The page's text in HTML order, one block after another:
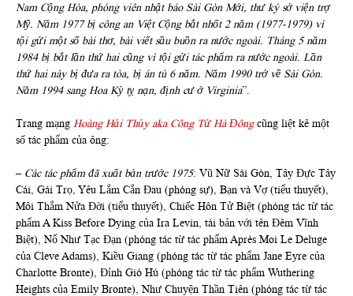
Nam Cộng Hòa, phóng viên nhật báo Sài Gòn Mới, thư ký sở viện trợ
Mỹ. Năm 1977 bị công an Việt Cộng bắt nhốt 2 năm (1977-1979) vì
tội gửi một số bài thơ, bài viết sầu buồn ra nước ngoài. Tháng 5 năm
1984 bị bắt lần thứ hai cũng vì tội gửi tác phẩm ra nước ngoài. Lần
thứ hai này bị đưa ra tòa, bị án tù 6 năm. Năm 1990 trở về Sài Gòn.
Năm 1994 sang Hoa Kỳ tỵ nạn, định cư ở Virginia”.
Trang mạng Hoàng Hải Thủy aka Công Tử Hà Đôngcũng liệt kê một
số tác phẩm của ông:
– Các tác phẩm đã xuất bản trước 1975: Vũ Nữ Sài Gòn, Tây Đực Tây
Cái, Gái Trọ, Yêu Lắm Cắn Đau (phóng sự), Bạn và Vợ (tiểu thuyết),
Môi Thắm Nửa Đời (tiểu thuyết), Chiếc Hôn Tử Biệt (phóng tác từ tác
phẩm A Kiss Before Dying của Ira Levin, tái bản với tên Đêm Vĩnh
Biệt), Nổ Như Tạc Đạn (phóng tác từ tác phẩm Après Moi Le Deluge
của Cleve Adams), Kiều Giang (phóng tác từ tác phẩm Jane Eyre của
Charlotte Bronte), Đỉnh Gió Hú (phóng tác từ tác phẩm Wuthering
Heights của Emily Bronte), Như Chuyện Thần Tiên (phóng tác từ tác